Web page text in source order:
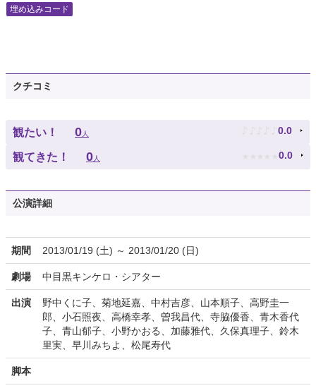
埋め込みコード
クチコミ
観たい！ 0人 ♪ ♪ ♪ ♪ ♪ 0.0
観てきた！ 0人 ★ ★ ★ ★ ★ 0.0
公演詳細
期間 2013/01/19 (土) ～ 2013/01/20 (日)
劇場 中目黒キンケロ・シアター
出演
野中くに子、菊地延嘉、中村吉彦、山本順子、高野圭一
郎、小石照夜、高橋幸孝、曽我昌代、寺脇優香、青木香代
子、青山郁子、小野かおる、加藤雅代、久保真理子、鈴木
里実、早川みちよ、松尾寿代
脚本